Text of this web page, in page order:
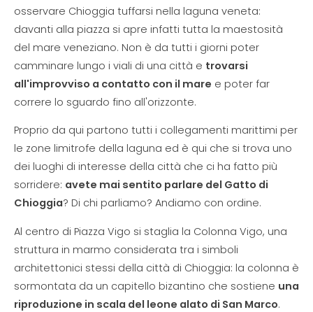
osservare Chioggia tuffarsi nella laguna veneta:
davanti alla piazza si apre infatti tutta la maestosità
del mare veneziano. Non è da tutti i giorni poter
camminare lungo i viali di una città e trovarsi
all'improvviso a contatto con il mare e poter far
correre lo sguardo fino all'orizzonte.
Proprio da qui partono tutti i collegamenti marittimi per
le zone limitrofe della laguna ed è qui che si trova uno
dei luoghi di interesse della città che ci ha fatto più
sorridere: avete mai sentito parlare del Gatto di
Chioggia? Di chi parliamo? Andiamo con ordine.
Al centro di Piazza Vigo si staglia la Colonna Vigo, una
struttura in marmo considerata tra i simboli
architettonici stessi della città di Chioggia: la colonna è
sormontata da un capitello bizantino che sostiene una
riproduzione in scala del leone alato di San Marco.